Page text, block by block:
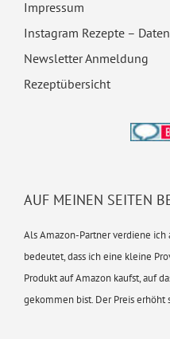
Impressum
Instagram Rezepte –
Newsletter Anmeldung
Rezeptübersicht
AUF MEINEN SEITEN
Als Amazon-Partner verdiene
bedeutet, dass ich eine kleine
Produkt auf Amazon kaufst, auf
gekommen bist. Der Preis erhöht